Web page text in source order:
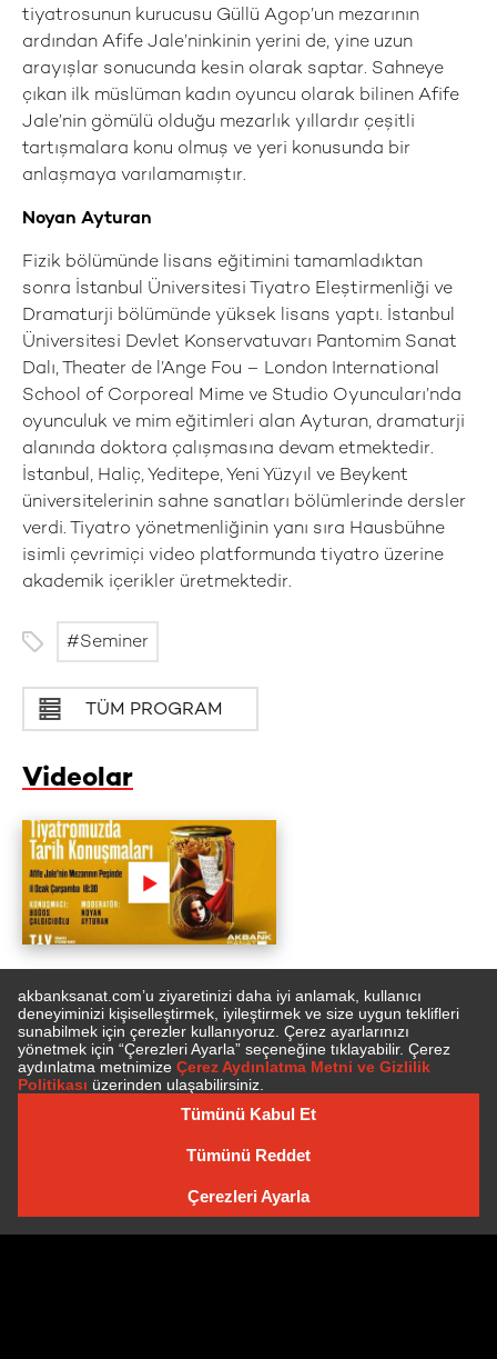
tiyatrosunun kurucusu Güllü Agop’un mezarının
ardından Afife Jale’ninkinin yerini de, yine uzun
arayışlar sonucunda kesin olarak saptar. Sahneye
çıkan ilk müslüman kadın oyuncu olarak bilinen Afife
Jale’nin gömülü olduğu mezarlık yıllardır çeşitli
tartışmalara konu olmuş ve yeri konusunda bir
anlaşmaya varılamamıştır.
Noyan Ayturan
Fizik bölümünde lisans eğitimini tamamladıktan
sonra İstanbul Üniversitesi Tiyatro Eleştirmenliği ve
Dramaturji bölümünde yüksek lisans yaptı. İstanbul
Üniversitesi Devlet Konservatuvarı Pantomim Sanat
Dalı, Theater de l’Ange Fou – London International
School of Corporeal Mime ve Studio Oyuncuları’nda
oyunculuk ve mim eğitimleri alan Ayturan, dramaturji
alanında doktora çalışmasına devam etmektedir.
İstanbul, Haliç, Yeditepe, Yeni Yüzyıl ve Beykent
üniversitelerinin sahne sanatları bölümlerinde dersler
verdi. Tiyatro yönetmenliğinin yanı sıra Hausbühne
isimli çevrimiçi video platformunda tiyatro üzerine
akademik içerikler üretmektedir.
Seminer
TÜM PROGRAM
Videolar